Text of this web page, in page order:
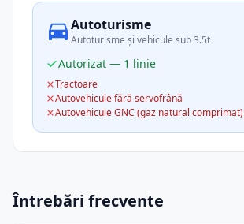
Autoturisme
Autoturisme și vehicule sub 3.5t
Autorizat — 1 linie
Tractoare
Autovehicule fără servofrână
Autovehicule GNC (gaz natural comprimat)
Întrebări frecvente